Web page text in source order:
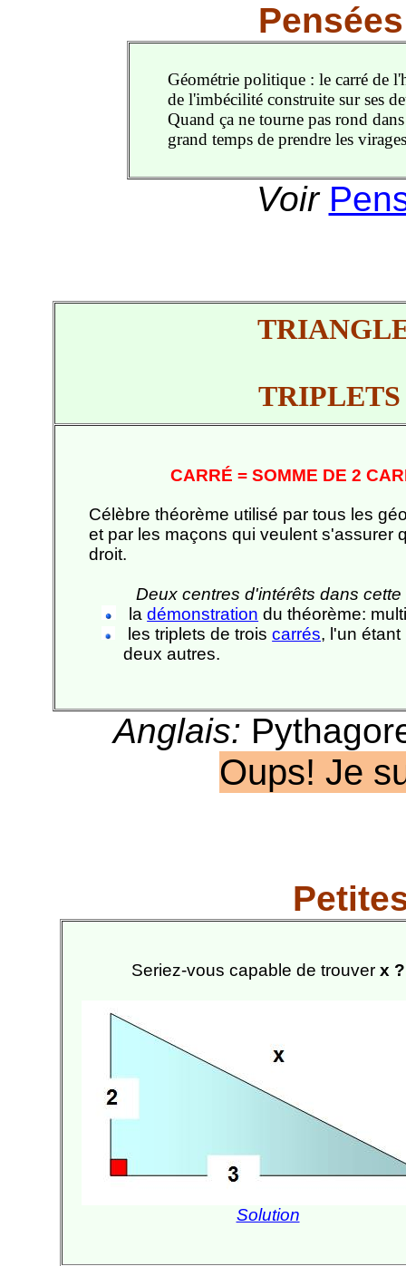
Géométrie politique : le carré de
de l'imbécilité construite sur ses
Quand ça ne tourne pas rond
grand temps de prendre les
Voir
CARRÉ = SOMME DE 2
Célèbre théorème utilisé par tous les
et par les maçons qui veulent s'assurer
droit.
Deux centres d'intérêts dans cette
ladémonstration du théorème:
les triplets de troiscarrés, l'un
deux autres.
Anglais:
Oups! Je
Seriez-vous capable de trouver x ?
Solution